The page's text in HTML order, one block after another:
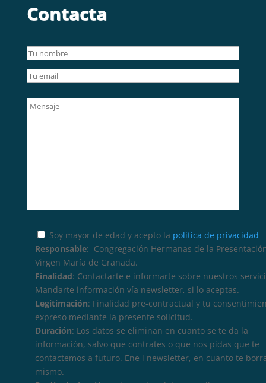
Contacta
Soy mayor de edad y acepto la política de privacidad
Responsable: Congregación Hermanas de la
Virgen María de Granada.
Finalidad: Contactarte e informarte sobre nuestros
Mandarte información vía newsletter, si lo aceptas.
Legitimación: Finalidad pre-contractual y tu
expreso mediante la presente solicitud.
Duración: Los datos se eliminan en cuanto se te da la
información, salvo que contrates o que nos pidas que te
contactemos a futuro. Ene l newsletter, en cuanto te
mismo.